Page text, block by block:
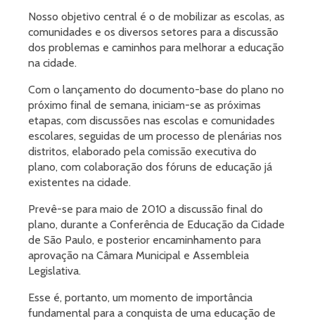
Nosso objetivo central é o de mobilizar as escolas, as
comunidades e os diversos setores para a discussão
dos problemas e caminhos para melhorar a educação
na cidade.
Com o lançamento do documento-base do plano no
próximo final de semana, iniciam-se as próximas
etapas, com discussões nas escolas e comunidades
escolares, seguidas de um processo de plenárias nos
distritos, elaborado pela comissão executiva do
plano, com colaboração dos fóruns de educação já
existentes na cidade.
Prevê-se para maio de 2010 a discussão final do
plano, durante a Conferência de Educação da Cidade
de São Paulo, e posterior encaminhamento para
aprovação na Câmara Municipal e Assembleia
Legislativa.
Esse é, portanto, um momento de importância
fundamental para a conquista de uma educação de